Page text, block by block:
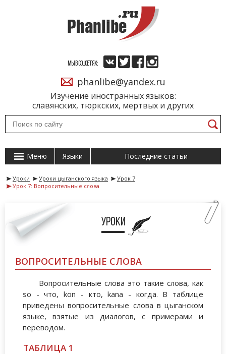
Изучение иностранных языков:
славянских, тюркских, мертвых и других
МЫ В СОЦСЕТЯХ:
phanlibe@yandex.ru
Меню Языки Последние статьи
Уроки Уроки цыганского языка
Урок 7
Урок 7: Вопросительные слова
Уроки
ВОПРОСИТЕЛЬНЫЕ СЛОВА
Вопросительные слова это такие слова, как
so - что, kon - кто, kana - когда. В таблице
приведены вопросительные слова в цыганском
языке, взятые из диалогов, с примерами и
переводом.
ТАБЛИЦА 1